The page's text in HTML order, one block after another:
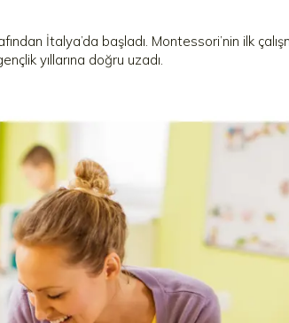
İtalya’da başladı. Montessori’nin ilk
yıllarına doğru uzadı.